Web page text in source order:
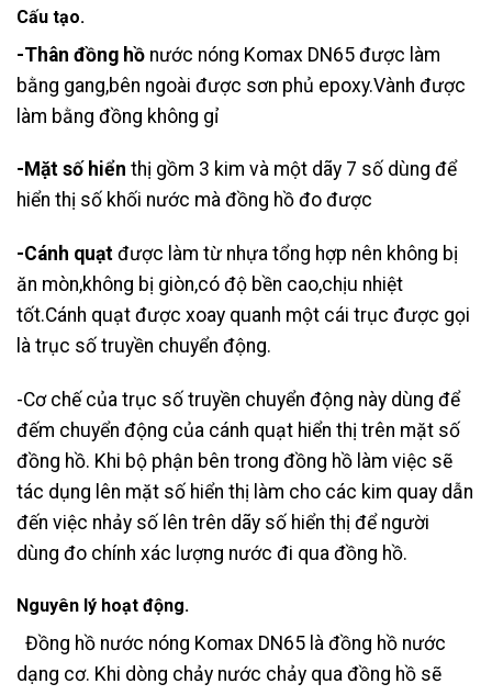
Cấu tạo.
-Thân đồng hồ nước nóng Komax DN65 được làm
bằng gang,bên ngoài được sơn phủ epoxy.Vành được
làm bằng đồng không gỉ
-Mặt số hiển thị gồm 3 kim và một dãy 7 số dùng để
hiển thị số khối nước mà đồng hồ đo được
-Cánh quạt được làm từ nhựa tổng hợp nên không bị
ăn mòn,không bị giòn,có độ bền cao,chịu nhiệt
tốt.Cánh quạt được xoay quanh một cái trục được gọi
là trục số truyền chuyển động.
-Cơ chế của trục số truyền chuyển động này dùng để
đếm chuyển động của cánh quạt hiển thị trên mặt số
đồng hồ. Khi bộ phận bên trong đồng hồ làm việc sẽ
tác dụng lên mặt số hiển thị làm cho các kim quay dẫn
đến việc nhảy số lên trên dãy số hiển thị để người
dùng đo chính xác lượng nước đi qua đồng hồ.
Nguyên lý hoạt động.
Đồng hồ nước nóng Komax DN65 là đồng hồ nước
dạng cơ. Khi dòng chảy nước chảy qua đồng hồ sẽ